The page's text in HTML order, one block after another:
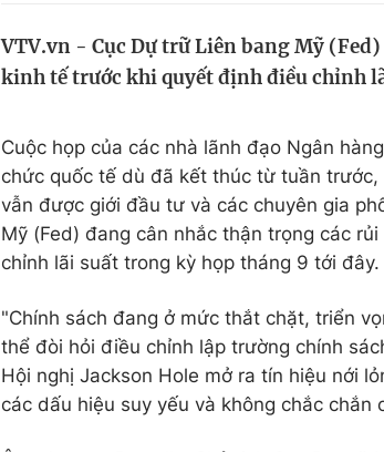
Làm đẹp
VTV.vn - Cục Dự trữ Liên bang Mỹ
kinh tế trước khi quyết định điều chỉnh
Cuộc họp của các nhà lãnh đạo Ngân
chức quốc tế dù đã kết thúc từ tuần
vẫn được giới đầu tư và các chuyên gia
Mỹ (Fed) đang cân nhắc thận trọng các
chỉnh lãi suất trong kỳ họp tháng 9 tới đây.
"Chính sách đang ở mức thắt chặt, triển
thể đòi hỏi điều chỉnh lập trường chính
Hội nghị Jackson Hole mở ra tín hiệu nới
các dấu hiệu suy yếu và không chắc chắn